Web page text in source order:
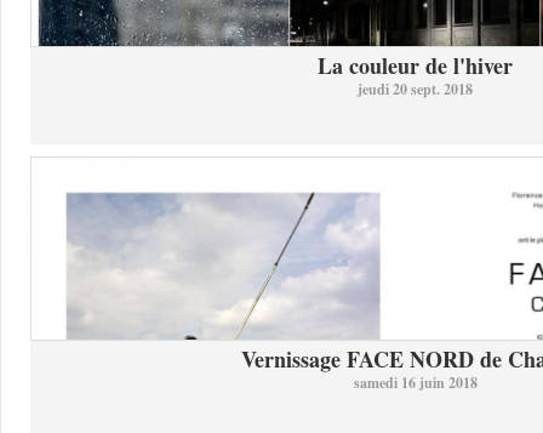
La couleur de l'hiver
jeudi 20 sept. 2018
Vernissage FACE NORD de
samedi 16 juin 2018